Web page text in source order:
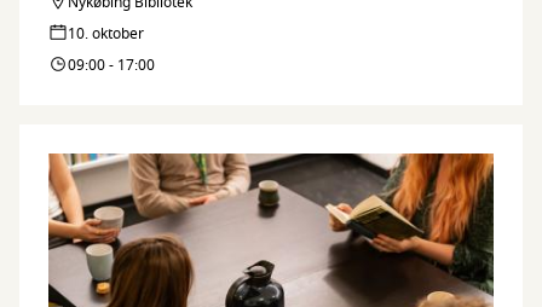
10. oktober
09:00 - 17:00